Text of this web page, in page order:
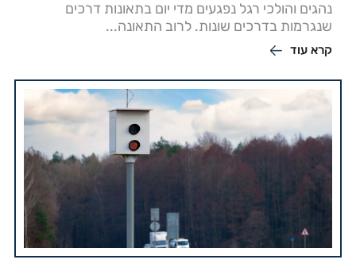
נהגים והולכי רגל נפגעים מדי יום בתאונות דרכים
שנגרמות בדרכים שונות. לרוב התאונה...
קרא עוד